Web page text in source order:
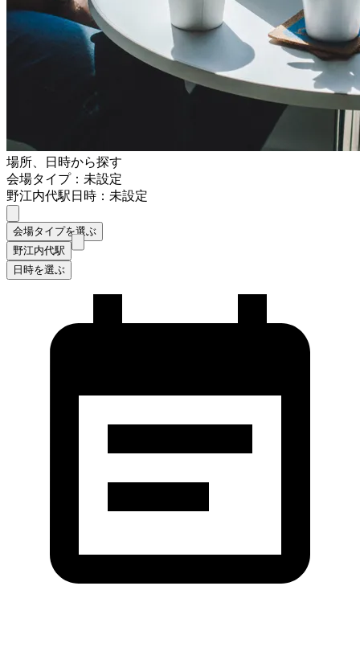
場所、日時から探す
会場タイプ：未設定
野江内代駅日時：未設定
会場タイプを選ぶ
野江内代駅
日時を選ぶ